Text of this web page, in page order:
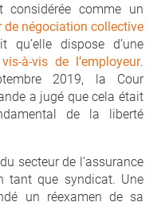
considérée comme un
négociation collective
qu’elle dispose d’une
à-vis de l’employeur.
2019, la Cour
a jugé que cela était
de la liberté
secteur de l’assurance
tant que syndicat. Une
un réexamen de sa